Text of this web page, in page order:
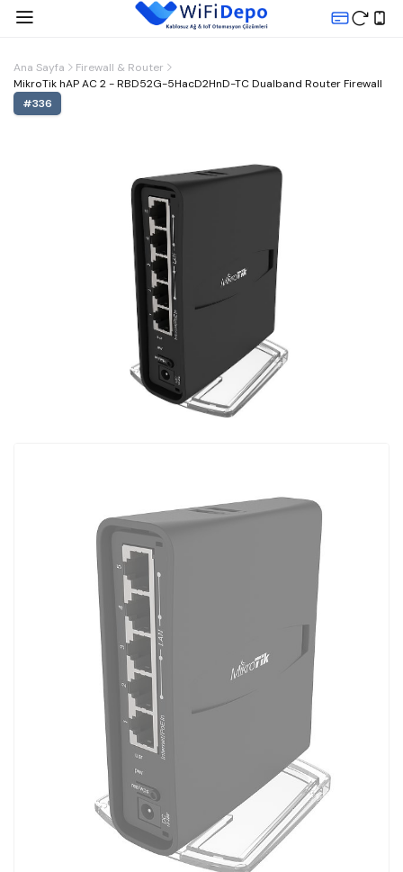
Ana Sayfa
Firewall & Router
MikroTik hAP AC 2 - RBD52G-5HacD2HnD-TC Dualband Router Firewall
#336